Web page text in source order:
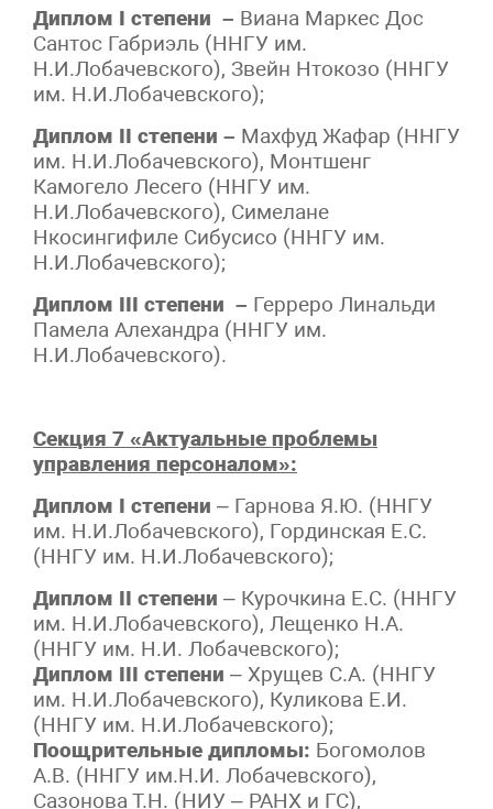
Диплом I степени – Виана Маркес Дос
Сантос Габриэль (ННГУ им.
Н.И.Лобачевского), Звейн Нтокозо (ННГУ
им. Н.И.Лобачевского);
Диплом II степени – Махфуд Жафар (ННГУ
им. Н.И.Лобачевского), Монтшенг
Камогело Лесего (ННГУ им.
Н.И.Лобачевского), Симелане
Нкосингифиле Сибусисо (ННГУ им.
Н.И.Лобачевского);
Диплом III степени – Герреро Линальди
Памела Алехандра (ННГУ им.
Н.И.Лобачевского).
Секция 7 «Актуальные проблемы
управления персоналом»:
Диплом I степени – Гарнова Я.Ю. (ННГУ
им. Н.И.Лобачевского), Гординская Е.С.
(ННГУ им. Н.И.Лобачевского);
Диплом II степени – Курочкина Е.С. (ННГУ
им. Н.И.Лобачевского), Лещенко Н.А.
(ННГУ им. Н.И. Лобачевского);
Диплом III степени – Хрущев С.А. (ННГУ
им. Н.И.Лобачевского), Куликова Е.И.
(ННГУ им. Н.И.Лобачевского);
Поощрительные дипломы: Богомолов
А.В. (ННГУ им.Н.И. Лобачевского),
Сазонова Т.Н. (НИУ – РАНХ и ГС),